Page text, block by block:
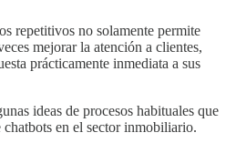
repetitivos no solamente permite
mejorar la atención a clientes,
prácticamente inmediata a sus
ideas de procesos habituales que
chatbots en el sector inmobiliario.